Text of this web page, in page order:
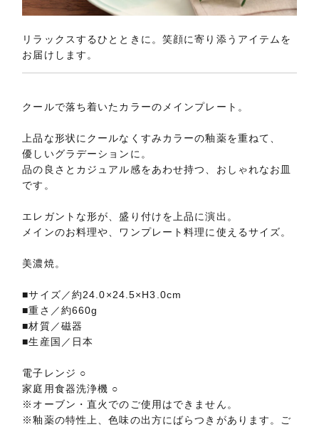
リラックスするひとときに。笑顔に寄り添うアイテムを
お届けします。
クールで落ち着いたカラーのメインプレート。
上品な形状にクールなくすみカラーの釉薬を重ねて、
優しいグラデーションに。
品の良さとカジュアル感をあわせ持つ、おしゃれなお皿
です。
エレガントな形が、盛り付けを上品に演出。
メインのお料理や、ワンプレート料理に使えるサイズ。
美濃焼。
■サイズ／約24.0×24.5×H3.0cm
■重さ／約660g
■材質／磁器
■生産国／日本
電子レンジ ○
家庭用食器洗浄機 ○
※オーブン・直火でのご使用はできません。
※釉薬の特性上、色味の出方にばらつきがあります。ご